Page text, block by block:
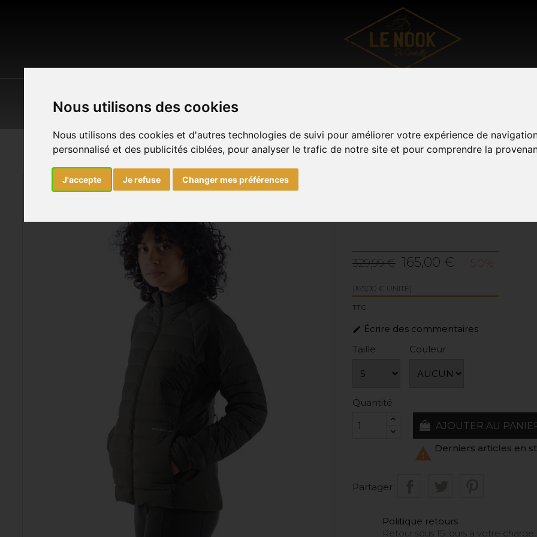
Nous utilisons des cookies
Nous utilisons des cookies et d'autres technologies de suivi pour améliorer votre expérience de
personnalisé et des publicités ciblées, pour analyser le trafic de notre site et pour comprendre la
J'accepte Je refuse Changer mes préférences
Accueil Vêtements Destockage Doudoune Femme Divide Fusion Stretch Ash ARTILECT
165,00 €
329,99 €
(165,00 € UNITÉ)
TTC
 Écrire des commentaires
Taille
Couleur
Quantité
AJOUTER AU
 Derniers articles en
Partager
Politique retours
Retour sous 15 jours à votre charge